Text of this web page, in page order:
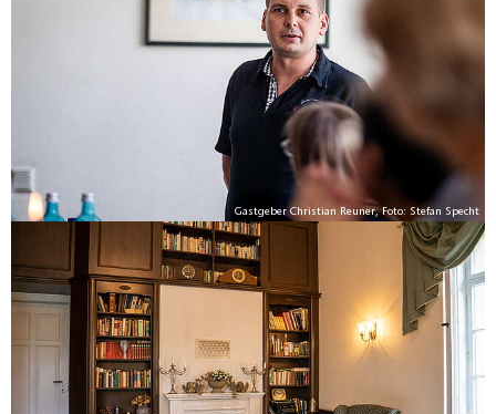
Gastgeber Christian Reuner, Foto: Stefan Specht